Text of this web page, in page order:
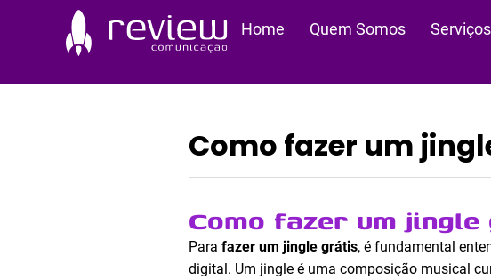
Home Quem Somos Serviços
Como fazer um
Como fazer um
Para fazer um jingle grátis, é fundamental
digital. Um jingle é uma composição musical